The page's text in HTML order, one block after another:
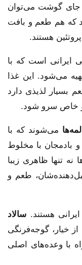
جای گوشت می‌توان
که هم طعم و بافت
هستند.
ایرانی است که با
می‌شود. این غذا
بسیار لذیذی دارد
و خاص سرو شود.
می‌شوند که با
بادمجان با مخلوط
نه تنها ظاهری زیبا
طعم و
هستند. سالاد
خیار، گوجه‌فرنگی
با وعده‌های اصلی